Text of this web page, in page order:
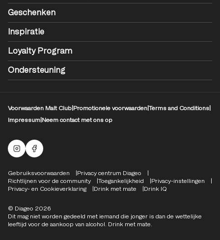
Geschenken
Inspiratie
Loyalty Program
Ondersteuning
Voorwaarden Malt Club Promotionele voorwaardenTerms and Conditions
Impressum Neem contact met ons op
Mouten Instagram
Facebook-logo
Compliance Footer
Gebruiksvoorwaarden
Privacy centrum Diageo
Richtlijnen voor de community
Toegankelijkheid
Privacy-instellingen
Privacy- en Cookieverklaring
Drink met mate Drink IQ
Dit mag niet worden gedeeld met iemand die jonger is dan de wettelijke
leeftijd voor de aankoop van alcohol. Drink met mate.
© Diageo 2026